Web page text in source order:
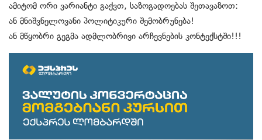
ამიტომ ორი ვარიანტი გაქვთ, საზოგადოებას შეთავაზოთ:
ან მნიშვნელოვანი პოლიტიკური შემობრუნება!
ან მწყობრი გეგმა ადმლობრივი არჩევნების კონტექსტში!!!